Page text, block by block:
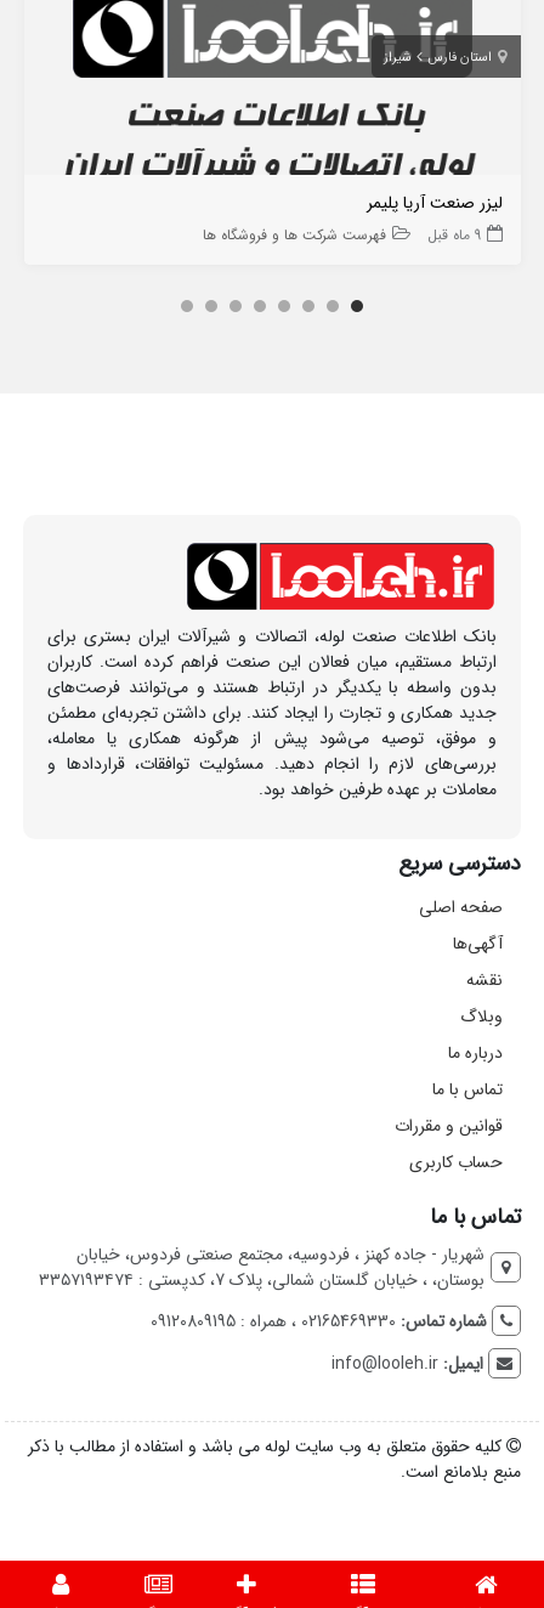
استان فارس شیراز
لیزر صنعت آریا پلیمر
9 ماه قبل فهرست شرکت ها و فروشگاه ها
بانک اطلاعات صنعت لوله، اتصالات و شیرآلات ایران بستری برای
ارتباط مستقیم، میان فعالان این صنعت فراهم کرده است. کاربران
بدون واسطه با یکدیگر در ارتباط هستند و می‌توانند فرصت‌های
جدید همکاری و تجارت را ایجاد کنند. برای داشتن تجربه‌ای مطمئن
و موفق، توصیه می‌شود پیش از هرگونه همکاری یا معامله،
بررسی‌های لازم را انجام دهید. مسئولیت توافقات، قراردادها و
معاملات بر عهده طرفین خواهد بود.
دسترسی سریع
صفحه اصلی
آگهی‌ها
نقشه
وبلاگ
درباره ما
تماس با ما
قوانین و مقررات
حساب کاربری
تماس با ما
شهریار - جاده کهنز ، فردوسیه، مجتمع صنعتی فردوس، خیابان
بوستان، ، خیابان گلستان شمالی، پلاک 7، کدپستی : ۳۳۵۷۱۹۳۴۷۴
شماره تماس: 02165469330 ، همراه : 09120809195
ایمیل:info@looleh.ir
کلیه حقوق متعلق به وب سایت لوله می باشد و استفاده از مطالب با ذکر
منبع بلامانع است.